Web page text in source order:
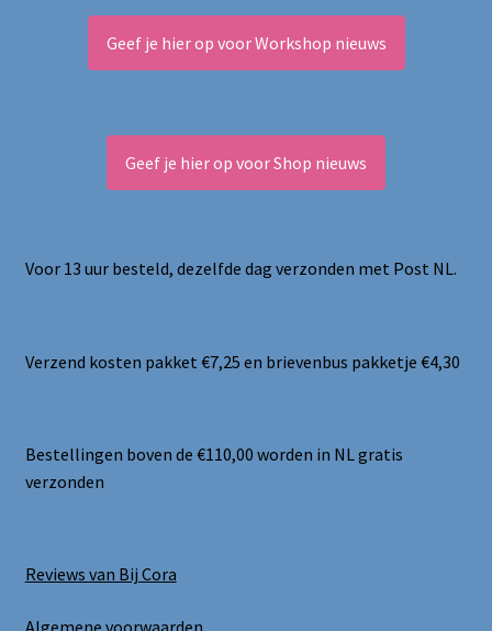
Geef je hier op voor Workshop nieuws
Geef je hier op voor Shop nieuws
Voor 13 uur besteld, dezelfde dag verzonden met Post NL.
Verzend kosten pakket €7,25 en brievenbus pakketje €4,30
Bestellingen boven de €110,00 worden in NL gratis
verzonden
Reviews van Bij Cora
Algemene voorwaarden